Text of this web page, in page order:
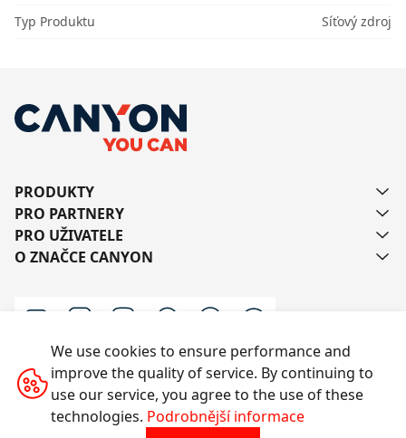
Typ Produktu
Síťový zdroj
PRODUKTY
PRO PARTNERY
PRO UŽIVATELE
O ZNAČCE CANYON
Kontaktujte nás
We use cookies to ensure performance and
improve the quality of service. By continuing to
use our service, you agree to the use of these
technologies. Podrobnější informace